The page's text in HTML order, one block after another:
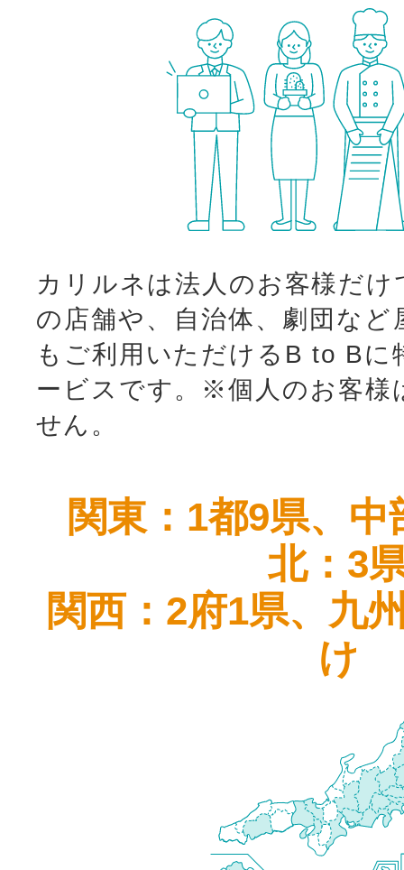
カリルネは法人のお客様だ
の店舗や、自治体、劇団な
もご利用いただけるB to Bに
ービスです。
※個人のお客様
せん。
関東：1都9県、
北：3
関西：2府1県、九
け